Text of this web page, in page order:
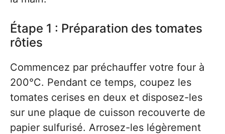
Étape 1 : Préparation des tomates
rôties
Commencez par préchauffer votre four à
200°C. Pendant ce temps, coupez les
tomates cerises en deux et disposez-les
sur une plaque de cuisson recouverte de
papier sulfurisé. Arrosez-les légèrement